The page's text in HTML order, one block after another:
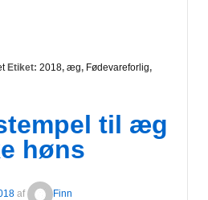
Etiket: 2018, æg, Fødevareforlig,
til æg
høns
af Finn